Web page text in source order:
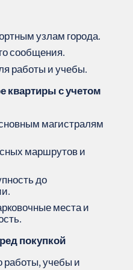
узлам города.
сообщения.
работы и учебы.
квартиры с учетом
магистралям
маршрутов и
до
места и
покупкой
работы, учебы и